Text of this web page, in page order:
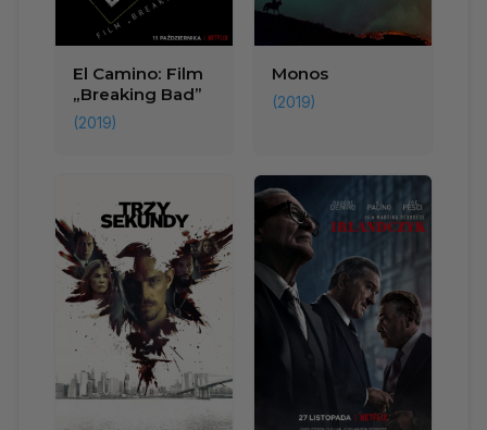
El Camino: Film
„Breaking Bad”
(2019)
Monos
(2019)